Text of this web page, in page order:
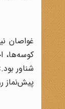
شناور
پیش‌نماز روستا